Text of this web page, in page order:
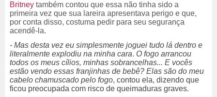
Britney também contou que essa não tinha sido a
primeira vez que sua lareira apresentava perigo e que,
por conta disso, costuma pedir para seu segurança
acendê-la.
- Mas desta vez eu simplesmente joguei tudo lá dentro e
literalmente explodiu na minha cara. O fogo arrancou
todos os meus cílios, minhas sobrancelhas... E vocês
estão vendo essas franjinhas de bebê? Elas são do meu
cabelo chamuscado pelo fogo, contou ela, dizendo que
ficou preocupada com risco de queimaduras graves.